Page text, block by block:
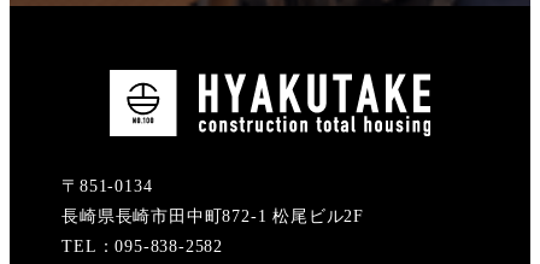
〒851-0134
長崎県長崎市田中町872-1 松尾ビル2F
TEL：095-838-2582